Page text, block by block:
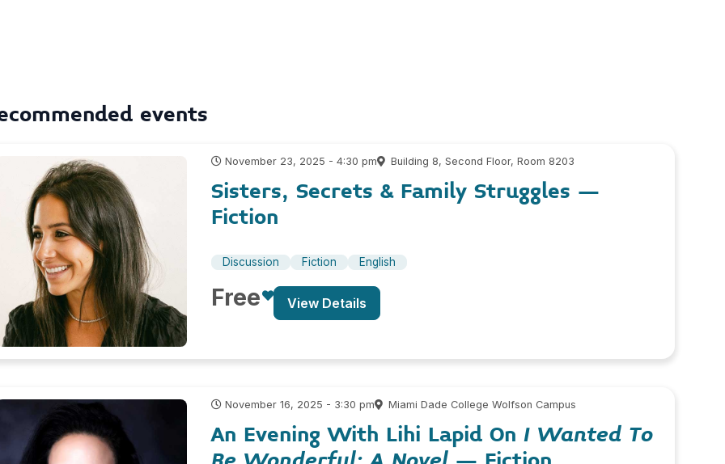
events
November 23, 2025 - 4:30 pm Building 8, Second Floor, Room 8203
Sisters, Secrets & Family Struggles –
Fiction
Discussion Fiction English
Free View Details
November 16, 2025 - 3:30 pm Miami Dade College Wolfson Campus
An Evening With Lihi Lapid On I Wanted To